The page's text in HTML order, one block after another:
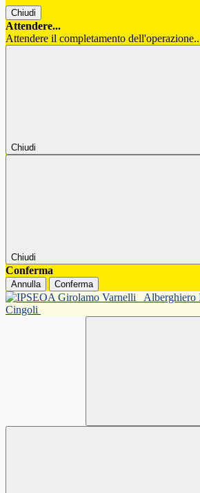
Chiudi
Attendere...
Attendere il completamento
Chiudi
Chiudi
Conferma
Annulla Conferma
Cingoli